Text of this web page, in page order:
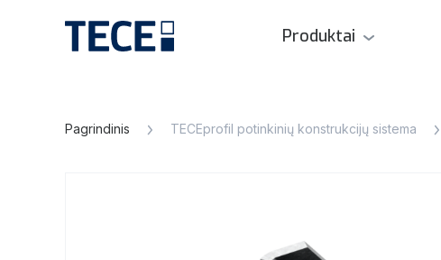
Produktai
Pagrindinis TECEprofil potinkinių konstrukcijų sistema